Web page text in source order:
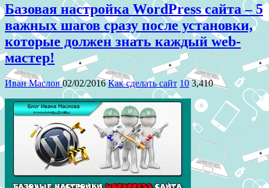
Базовая настройка WordPress сайта – 5
важных шагов сразу после установки,
которые должен знать каждый web-
мастер!
Иван Маслов02/02/2016 Как сделать сайт 10 3,410